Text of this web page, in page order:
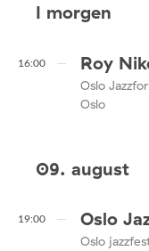
I morgen
16:00 Roy
Oslo
Oslo
09. august
19:00 Oslo
Oslo